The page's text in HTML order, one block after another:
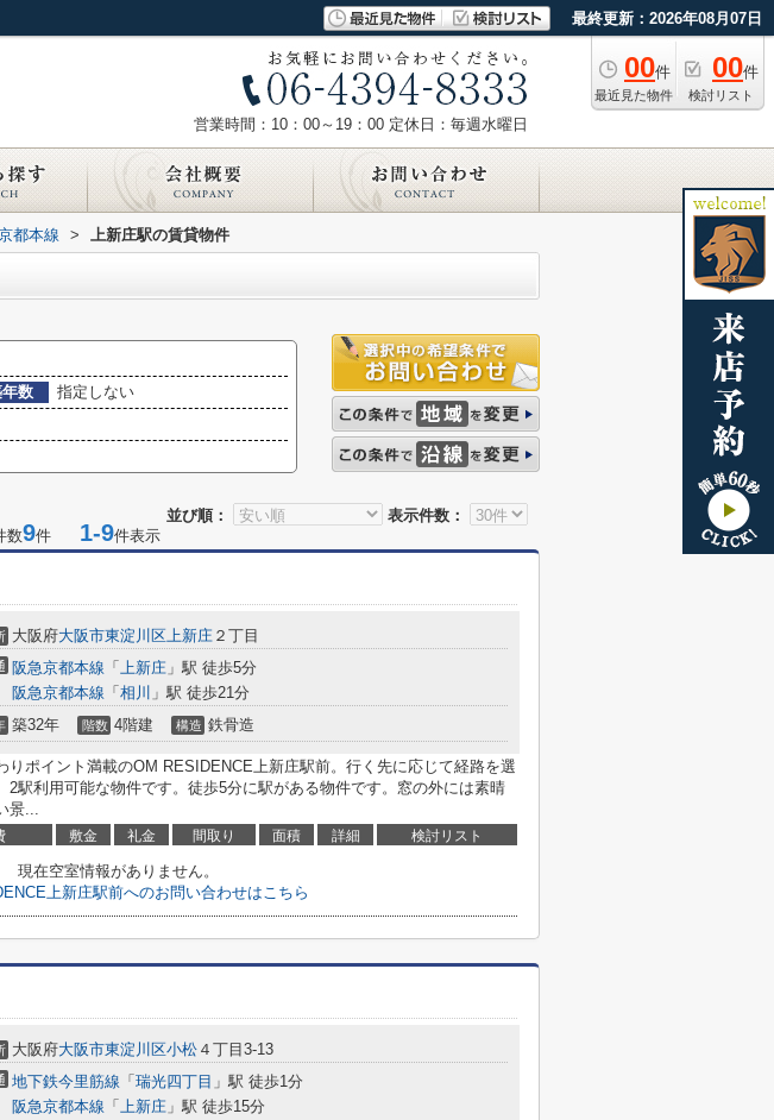
最終更新：2026年08月07日
00件
最近見た物件
00件
検討リスト
営業時間：10：00～19：00 定休日：毎週水曜日
都本線 > 上新庄駅の賃貸物件
数
指定しない
並び順： 表示件数：
数9件 1-9件表示
大阪府大阪市東淀川区上新庄 ２丁目
阪急京都本線 「 上新庄 」駅 徒歩5分
阪急京都本線 「 相川 」駅 徒歩21分
築32年 階数 4階建 構造 鉄骨造
りポイント満載のOM RESIDENCE上新庄駅前。行く先に応じて経路を選
2駅利用可能な物件です。徒歩5分に駅がある物件です。窓の外には素晴
景...
敷金 礼金 間取り 面積 詳細 検討リスト
現在空室情報がありません。
上新庄駅前へのお問い合わせはこちら
大阪府大阪市東淀川区小松 ４丁目3-13
地下鉄今里筋線 「 瑞光四丁目 」駅 徒歩1分
阪急京都本線 「 上新庄 」駅 徒歩15分